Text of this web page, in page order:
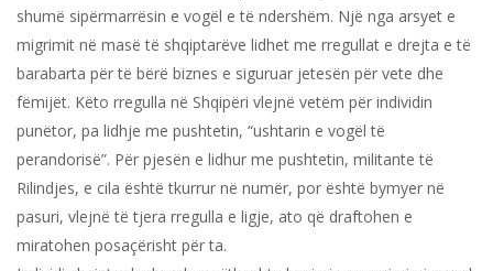
shumë sipërmarrësin e vogël e të ndershëm. Një nga arsyet e
migrimit në masë të shqiptarëve lidhet me rregullat e drejta e të
barabarta për të bërë biznes e siguruar jetesën për vete dhe
fëmijët. Këto rregulla në Shqipëri vlejnë vetëm për individin
punëtor, pa lidhje me pushtetin, “ushtarin e vogël të
perandorisë”. Për pjesën e lidhur me pushtetin, militante të
Rilindjes, e cila është tkurrur në numër, por është bymyer në
pasuri, vlejnë të tjera rregulla e ligje, ato që draftohen e
miratohen posaçërisht për ta.